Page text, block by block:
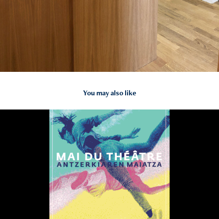
You may also like
2025
Mai du théâtre . Antzerkiaren maiatza